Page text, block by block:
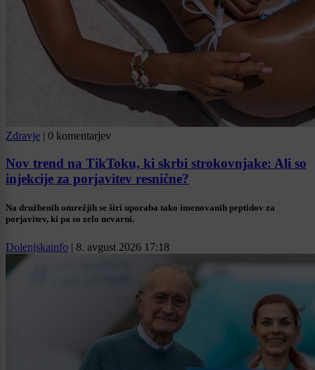
Zdravje 0 komentarjev
Nov trend na TikToku, ki skrbi strokovnjake: Ali so
injekcije za porjavitev resnične?
Na družbenih omrežjih se širi uporaba tako imenovanih peptidov za
porjavitev, ki pa so zelo nevarni.
Dolenjskainfo | 8. avgust 2026 17:18